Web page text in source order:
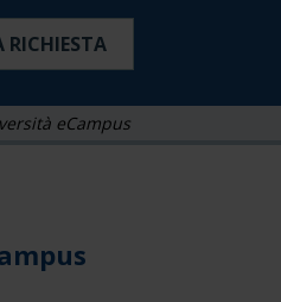
eCampus